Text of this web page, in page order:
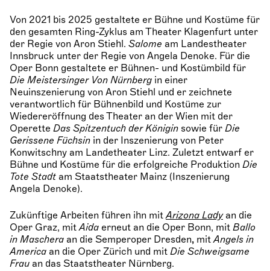
Von 2021 bis 2025 gestaltete er Bühne und Kostüme für
den gesamten Ring-Zyklus am Theater Klagenfurt unter
der Regie von Aron Stiehl. Salome am Landestheater
Innsbruck unter der Regie von Angela Denoke. Für die
Oper Bonn gestaltete er Bühnen- und Kostümbild für
Die Meistersinger Von Nürnberg in einer
Neuinszenierung von Aron Stiehl und er zeichnete
verantwortlich für Bühnenbild und Kostüme zur
Wiedereröffnung des Theater an der Wien mit der
Operette Das Spitzentuch der Königin sowie für Die
Gerissene Füchsin in der Inszenierung von Peter
Konwitschny am Landetheater Linz. Zuletzt entwarf er
Bühne und Kostüme für die erfolgreiche Produktion Die
Tote Stadt am Staatstheater Mainz (Inszenierung
Angela Denoke).
Zukünftige Arbeiten führen ihn mitArizona Ladyan die
Oper Graz, mitAida erneut an die Oper Bonn, mit Ballo
in Maschera an die Semperoper Dresden, mitAngels in
America an die Oper Zürich und mit Die Schweigsame
Frau an das Staatstheater Nürnberg.